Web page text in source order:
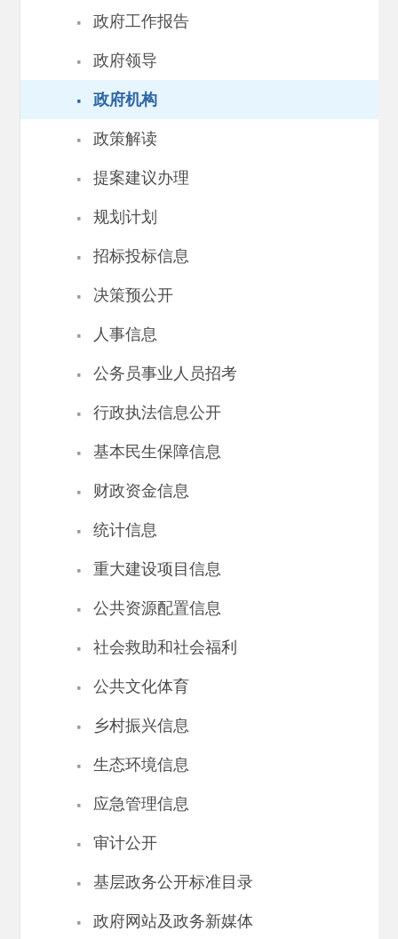
· 政府工作报告
· 政府领导
· 政府机构
· 政策解读
· 提案建议办理
· 规划计划
· 招标投标信息
· 决策预公开
· 人事信息
· 公务员事业人员招考
· 行政执法信息公开
· 基本民生保障信息
· 财政资金信息
· 统计信息
· 重大建设项目信息
· 公共资源配置信息
· 社会救助和社会福利
· 公共文化体育
· 乡村振兴信息
· 生态环境信息
· 应急管理信息
· 审计公开
· 基层政务公开标准目录
· 政府网站及政务新媒体